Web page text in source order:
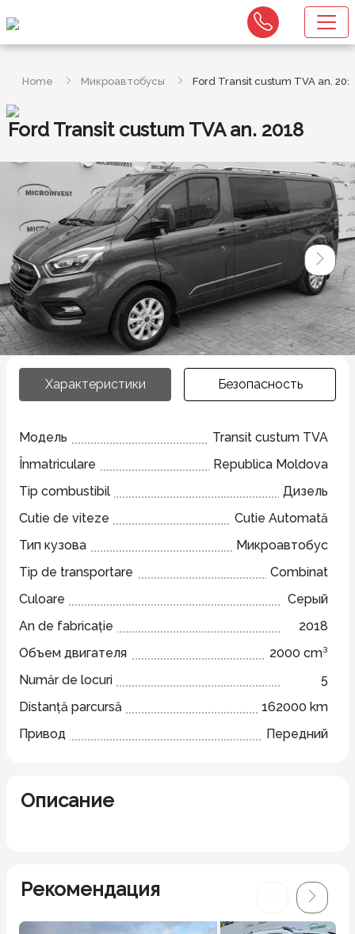
Home Микроавтобусы Ford Transit custum TVA an.
Ford Transit custum TVA an. 2018
Характеристики Безопасность
Модель
Transit custum TVA
Înmatriculare
Republica Moldova
Tip combustibil
Дизель
Cutie de viteze
Cutie Automată
Тип кузова
Микроавтобус
Tip de transportare
Combinat
Culoare
Серый
An de fabricație
2018
Объем двигателя
2000 cm³
Număr de locuri
5
Distanță parcursă
162000 km
Привод
Передний
Описание
Рекомендация